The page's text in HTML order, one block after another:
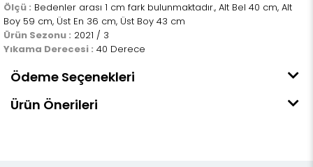
Ölçü : Bedenler arası 1 cm fark bulunmaktadır., Alt Bel 40 cm, Alt
Boy 59 cm, Üst En 36 cm, Üst Boy 43 cm
Ürün Sezonu : 2021 / 3
Yıkama Derecesi : 40 Derece
Ödeme Seçenekleri
Ürün Önerileri